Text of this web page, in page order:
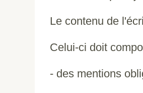
Le contenu de
Celui-ci doit
- des mentions